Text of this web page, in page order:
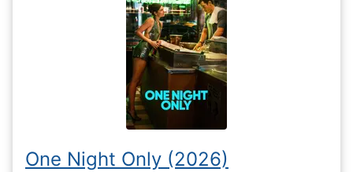
One Night Only (2026)